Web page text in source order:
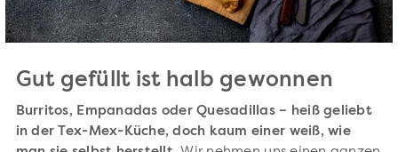
Gut gefüllt ist halb gewonnen
Burritos, Empanadas oder Quesadillas – heiß geliebt
in der Tex-Mex-Küche, doch kaum einer weiß, wie